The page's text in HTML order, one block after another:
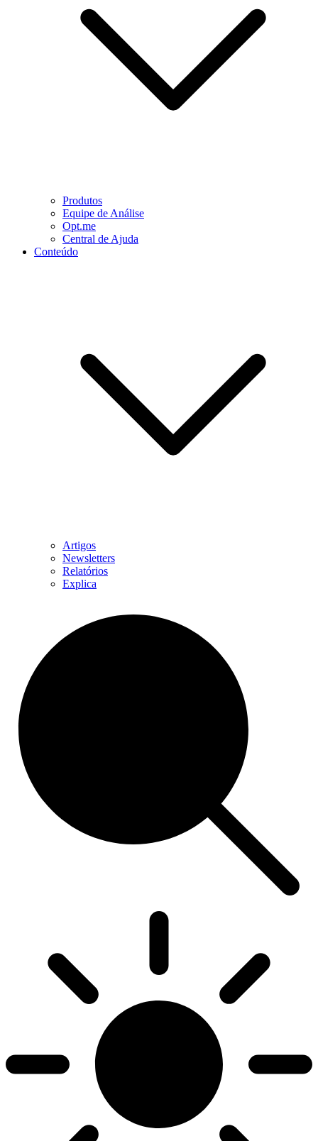
Produtos
Equipe de Análise
Opt.me
Central de Ajuda
Conteúdo
Artigos
Newsletters
Relatórios
Explica